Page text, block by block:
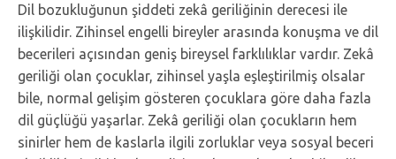
Dil bozukluğunun şiddeti zekâ geriliğinin derecesi ile
ilişkilidir. Zihinsel engelli bireyler arasında konuşma ve dil
becerileri açısından geniş bireysel farklılıklar vardır. Zekâ
geriliği olan çocuklar, zihinsel yaşla eşleştirilmiş olsalar
bile, normal gelişim gösteren çocuklara göre daha fazla
dil güçlüğü yaşarlar. Zekâ geriliği olan çocukların hem
sinirler hem de kaslarla ilgili zorluklar veya sosyal beceri